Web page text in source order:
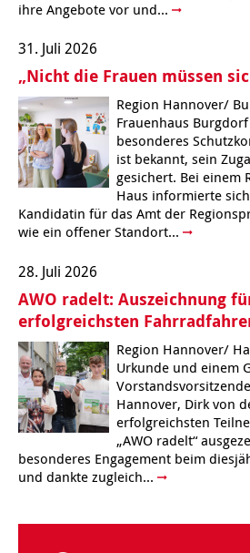
ihre Angebote vor und...
31. Juli 2026
„Nicht die Frauen müssen
Region Hannover/
Frauenhaus
besonderes
ist bekannt, sein
gesichert. Bei einem
Haus informierte
Kandidatin für das Amt der
wie ein offener Standort...
28. Juli 2026
AWO radelt: Auszeichnung
erfolgreichsten
Region Hannover/
Urkunde und einem
Hannover, Dirk von
erfolgreichsten
„AWO radelt“
besonderes Engagement beim
und dankte zugleich...